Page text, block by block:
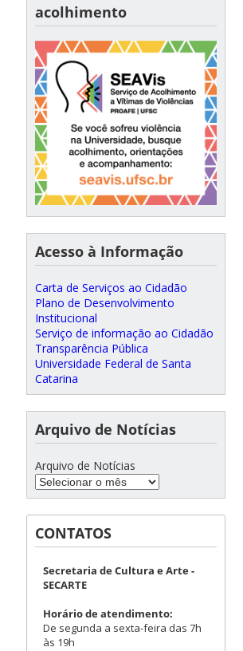
acolhimento
Acesso à Informação
Carta de Serviços ao Cidadão
Plano de Desenvolvimento
Institucional
Serviço de informação ao Cidadão
Transparência Pública
Universidade Federal de Santa
Catarina
Arquivo de Notícias
Arquivo de Notícias
CONTATOS
Secretaria de Cultura e Arte -
SECARTE
Horário de atendimento:
De segunda a sexta-feira das 7h
às 19h